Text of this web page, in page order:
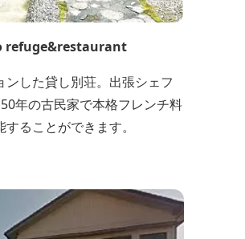
refuge&restaurant
した貸し別荘。出張シェフ
年の古民家で本格フレンチ料
ることができます。